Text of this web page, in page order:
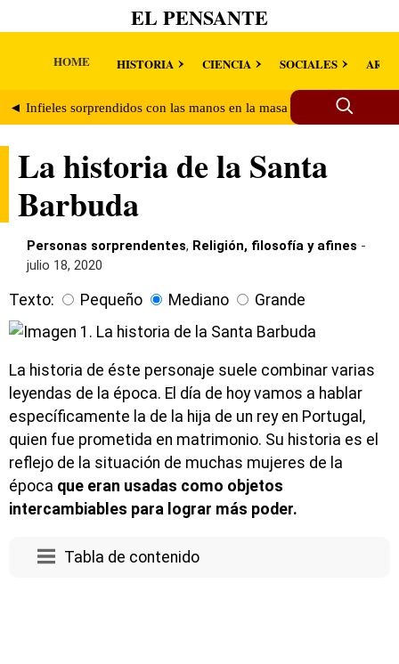
EL PENSANTE
HOME HISTORIA CIENCIA SOCIALES
◄ Infieles sorprendidos con las manos en la masa Vida y obra
La historia de la Santa
Barbuda
Personas sorprendentes, Religión, filosofía y afines -
julio 18, 2020
Texto: Pequeño Mediano Grande
La historia de éste personaje suele combinar varias
leyendas de la época. El día de hoy vamos a hablar
específicamente la de la hija de un rey en Portugal,
quien fue prometida en matrimonio. Su historia es el
reflejo de la situación de muchas mujeres de la
época que eran usadas como objetos
intercambiables para lograr más poder.
Tabla de contenido